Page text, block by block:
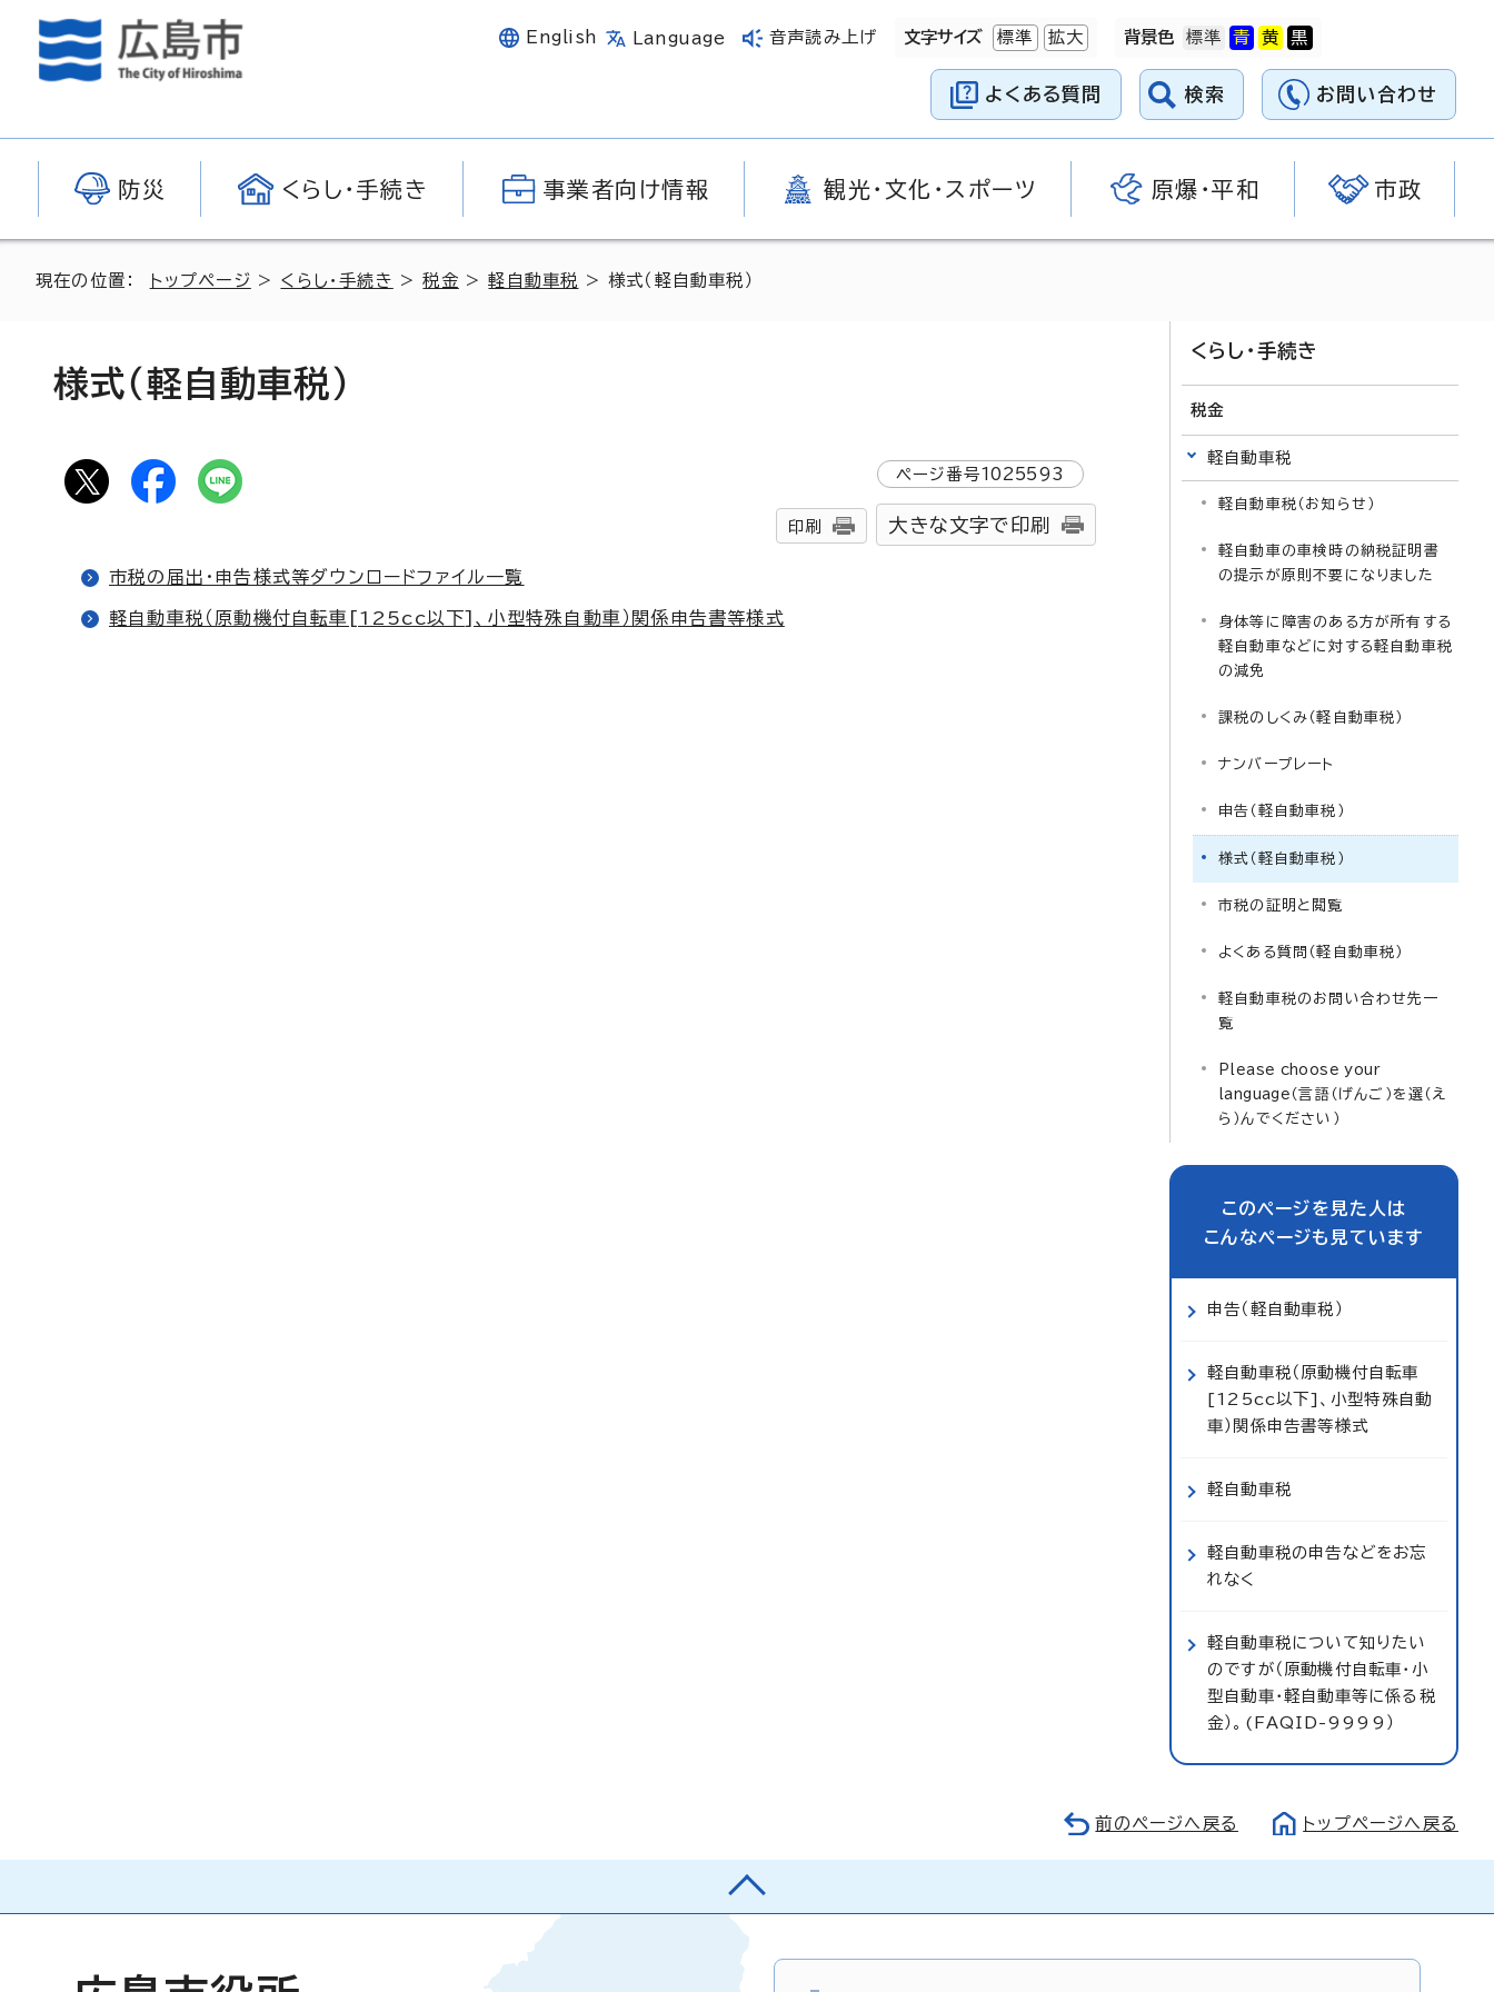
English Language 音声読み上げ 文字サイズ 標準 拡大 背景色
よくある質問 検索 お問い合わせ
防災 くらし・手続き 事業者向け情報 観光・文化・スポーツ 原爆・平和 市政
現在の位置： トップページ > くらし・手続き >税金 >軽自動車税 > 様式（軽自動車税）
様式（軽自動車税）
ページ番号1025593
印刷 大きな文字で印刷
市税の届出・申告様式等ダウンロードファイル一覧
軽自動車税（原動機付自転車[125cc以下]、小型特殊自動車）関係申告書等様式
くらし・手続き
税金
軽自動車税
軽自動車税（お知らせ）
軽自動車の車検時の納税証明書
の提示が原則不要になりました
身体等に障害のある方が所有する
軽自動車などに対する軽自動車税
の減免
課税のしくみ（軽自動車税）
ナンバープレート
申告（軽自動車税）
様式（軽自動車税）
市税の証明と閲覧
よくある質問（軽自動車税）
軽自動車税のお問い合わせ先一
覧
Please choose your
language （言語（げんご）を選（え
ら）んでください）
このページを見た人は
こんなページも見ています
申告（軽自動車税）
軽自動車税（原動機付自転車
[125cc以下]、小型特殊自動
車）関係申告書等様式
軽自動車税
軽自動車税の申告などをお忘
れなく
軽自動車税について知りたい
のですが（原動機付自転車・小
型自動車・軽自動車等に係る税
金）。(FAQID-9999）
前のページへ戻る トップページへ戻る